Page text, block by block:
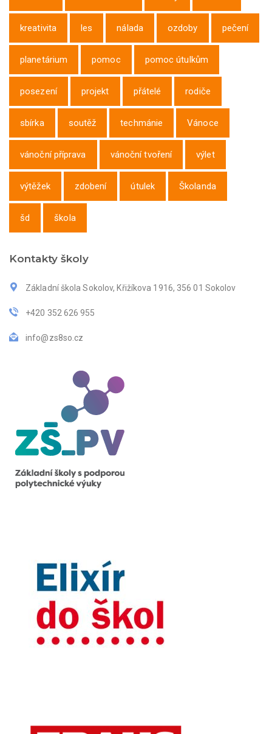
kreativita les nálada ozdoby pečení
planetárium pomoc pomoc útulkům
posezení projekt přátelé rodiče
sbírka soutěž techmánie Vánoce
vánoční příprava vánoční tvoření výlet
výtěžek zdobení útulek Školanda
šd škola
Kontakty školy
Základní škola Sokolov, Křižíkova 1916, 356 01 Sokolov
+420 352 626 955
info@zs8so.cz